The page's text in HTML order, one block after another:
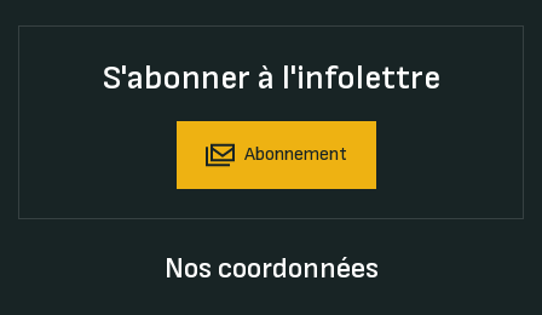
S'abonner à l'infolettre
Abonnement
Nos coordonnées